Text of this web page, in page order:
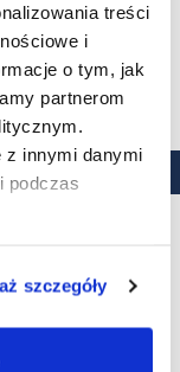
treści
i
o tym, jak
partnerom
z innymi danymi
podczas
szczegóły